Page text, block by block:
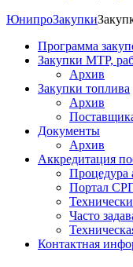
ЮнипроЗакупки
Программа
Закупки МТР,
Архив
Закупки топлива
Архив
Документы
Архив
Аккредитация
Процедура
Портал
Часто
Контактная